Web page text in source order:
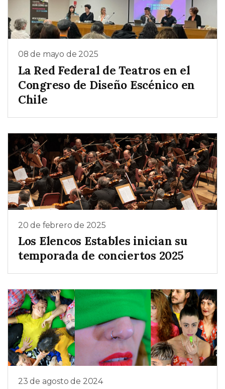
08 de mayo de 2025
La Red Federal de Teatros en el
Congreso de Diseño Escénico en
Chile
20 de febrero de 2025
Los Elencos Estables inician su
temporada de conciertos 2025
23 de agosto de 2024